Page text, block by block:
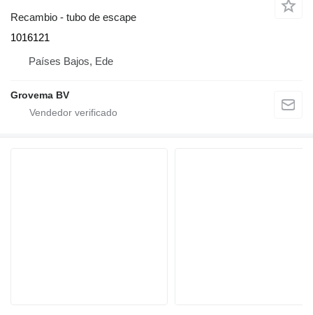
Recambio - tubo de escape
1016121
Países Bajos, Ede
Grovema BV